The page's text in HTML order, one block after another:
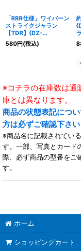
「RRR仕様」ワイバーン
ストライクジャラン
【TDR】{DZ-
SS15/011R}《ドラゴン
エンパイア》
580円(税込)
※コチラの在庫数は通
庫とは異なります。
商品の状態表記につ
方は必ずご確認下さい
※商品名に記載されてい
す。一部、写真とカード
際、必ず商品の型番をご
す。
ホーム
ショッピングカート